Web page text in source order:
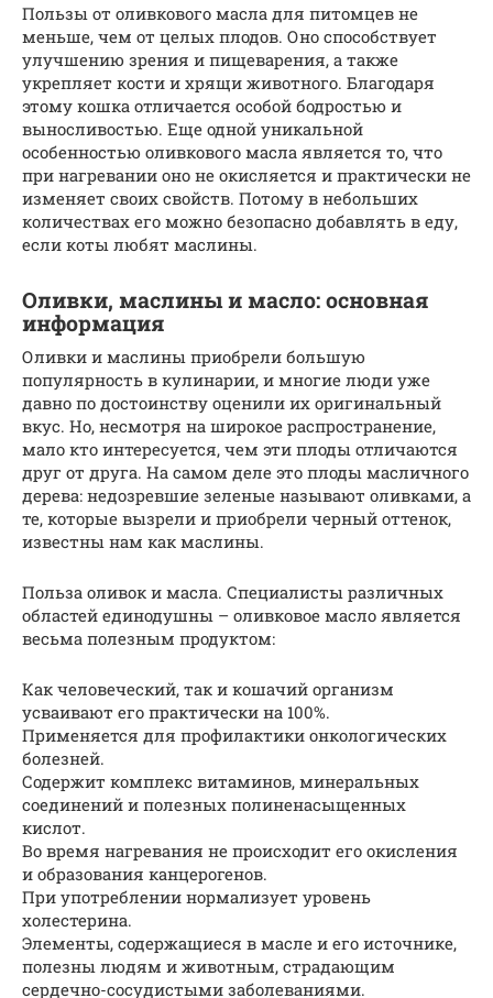
Пользы от оливкового масла для питомцев не
меньше, чем от целых плодов. Оно способствует
улучшению зрения и пищеварения, а также
укрепляет кости и хрящи животного. Благодаря
этому кошка отличается особой бодростью и
выносливостью. Еще одной уникальной
особенностью оливкового масла является то, что
при нагревании оно не окисляется и практически не
изменяет своих свойств. Потому в небольших
количествах его можно безопасно добавлять в еду,
если коты любят маслины.
Оливки, маслины и масло: основная
информация
Оливки и маслины приобрели большую
популярность в кулинарии, и многие люди уже
давно по достоинству оценили их оригинальный
вкус. Но, несмотря на широкое распространение,
мало кто интересуется, чем эти плоды отличаются
друг от друга. На самом деле это плоды масличного
дерева: недозревшие зеленые называют оливками, а
те, которые вызрели и приобрели черный оттенок,
известны нам как маслины.
Польза оливок и масла. Специалисты различных
областей единодушны – оливковое масло является
весьма полезным продуктом:
Как человеческий, так и кошачий организм
усваивают его практически на 100%.
Применяется для профилактики онкологических
болезней.
Содержит комплекс витаминов, минеральных
соединений и полезных полиненасыщенных
кислот.
Во время нагревания не происходит его окисления
и образования канцерогенов.
При употреблении нормализует уровень
холестерина.
Элементы, содержащиеся в масле и его источнике,
полезны людям и животным, страдающим
сердечно-сосудистыми заболеваниями.